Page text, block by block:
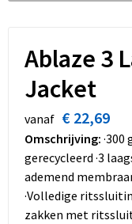
Kledingaccessoires
Schorten en Sloven
Gilets
Restauranttextiel
Hoofdbescherming
Snoepgoed
Spellen voor
Sport
Veiligheid, Auto en
Vrije tijd en Strand
Promotietassen
Boodschappentassen
Reistassen
Schoudertassen
Toilettassen
Ablaze 3
Jacket
vanaf € 22,69
Omschrijving:
gerecycleerd ·3
ademend
·Volledige
zakken met